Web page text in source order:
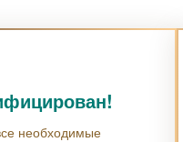
необходимые